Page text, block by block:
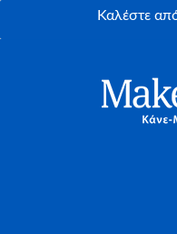
Καλέστε